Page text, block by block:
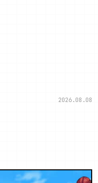
2026.08.08